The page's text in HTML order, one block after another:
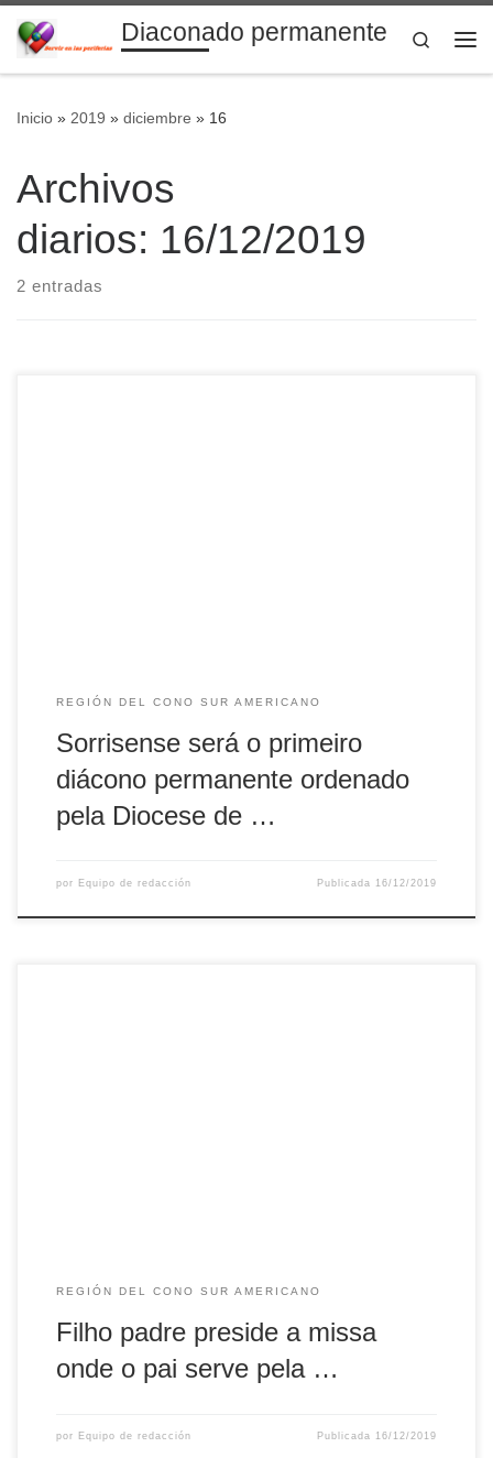
Saltar al contenidoDiaconado permanente
Search
Inicio » 2019 » diciembre » 16
Archivos
diarios: 16/12/2019
2 entradas
REGIÓN DEL CONO SUR AMERICANO
Sorrisense será o primeiro
diácono permanente ordenado
pela Diocese de …
por Equipo de redacción Publicada 16/12/2019
REGIÓN DEL CONO SUR AMERICANO
Filho padre preside a missa
onde o pai serve pela …
por Equipo de redacción Publicada 16/12/2019